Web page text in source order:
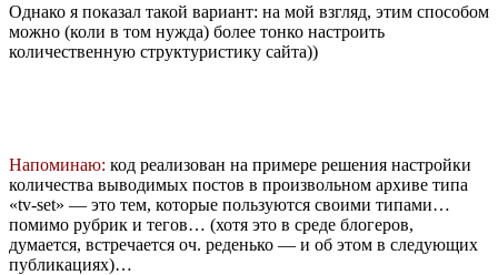
Однако я показал такой вариант: на мой взгляд, этим способом
можно (коли в том нужда) более тонко настроить
количественную структуристику сайта))
Напоминаю: код реализован на примере решения настройки
количества выводимых постов в произвольном архиве типа
«tv-set» — это тем, которые пользуются своими типами…
помимо рубрик и тегов… (хотя это в среде блогеров,
думается, встречается оч. реденько — и об этом в следующих
публикациях)…